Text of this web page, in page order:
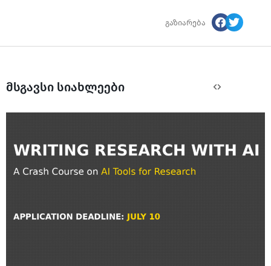
გაზიარება
მსგავსი სიახლეები